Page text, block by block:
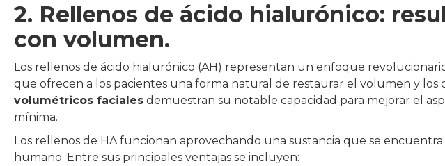
2. Rellenos de ácido hialurónico:
con volumen.
Los rellenos de ácido hialurónico (AH) representan un enfoque
que ofrecen a los pacientes una forma natural de restaurar el volumen y los
volumétricos faciales demuestran su notable capacidad para mejorar el
mínima.
Los rellenos de HA funcionan aprovechando una sustancia que se
humano. Entre sus principales ventajas se incluyen: